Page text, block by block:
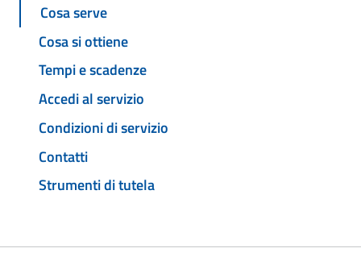
Cosa serve
Cosa si ottiene
Tempi e scadenze
Accedi al servizio
Condizioni di servizio
Contatti
Strumenti di tutela